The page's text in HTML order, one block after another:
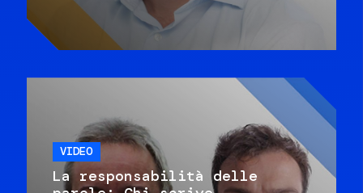
VIDEO
La responsabilità delle